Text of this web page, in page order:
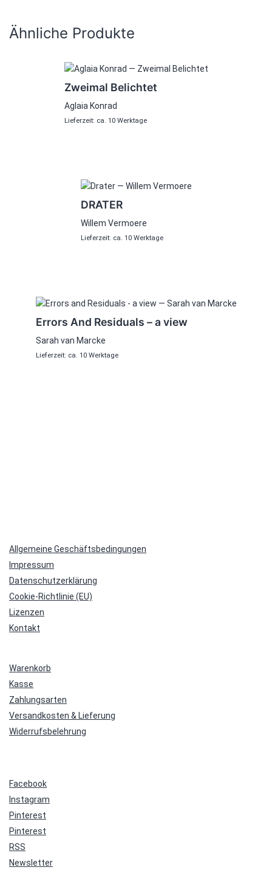
Ähnliche Produkte
Zweimal Belichtet
Aglaia Konrad
Lieferzeit: ca. 10 Werktage
DRATER
Willem Vermoere
Lieferzeit: ca. 10 Werktage
Errors And Residuals – a view
Sarah van Marcke
Lieferzeit: ca. 10 Werktage
Allgemeine Geschäftsbedingungen
Impressum
Datenschutzerklärung
Cookie-Richtlinie (EU)
Lizenzen
Kontakt
Warenkorb
Kasse
Zahlungsarten
Versandkosten & Lieferung
Widerrufsbelehrung
Facebook
Instagram
Pinterest
Pinterest
RSS
Newsletter